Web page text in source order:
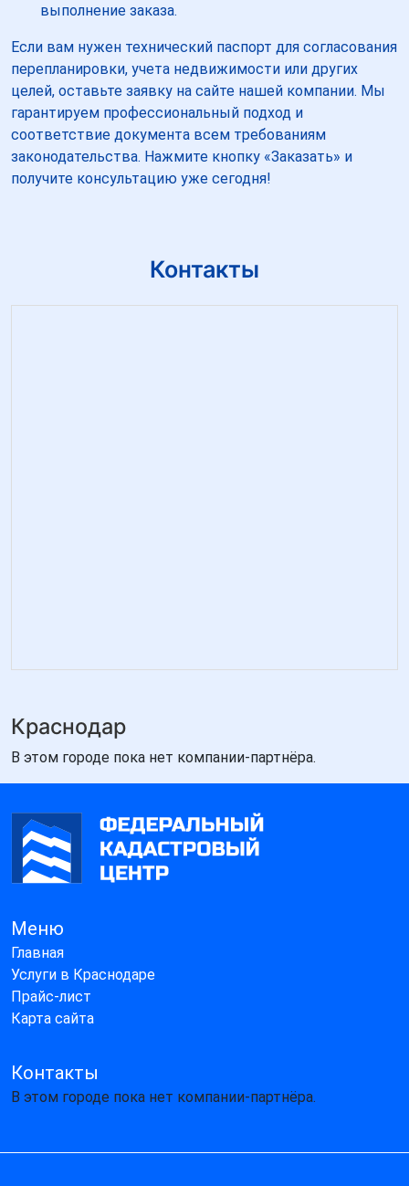
выполнение заказа.
Если вам нужен технический паспорт для согласования
перепланировки, учета недвижимости или других
целей, оставьте заявку на сайте нашей компании. Мы
гарантируем профессиональный подход и
соответствие документа всем требованиям
законодательства. Нажмите кнопку «Заказать» и
получите консультацию уже сегодня!
Контакты
Краснодар
В этом городе пока нет компании-партнёра.
Меню
Главная
Услуги в Краснодаре
Прайс-лист
Карта сайта
Контакты
В этом городе пока нет компании-партнёра.